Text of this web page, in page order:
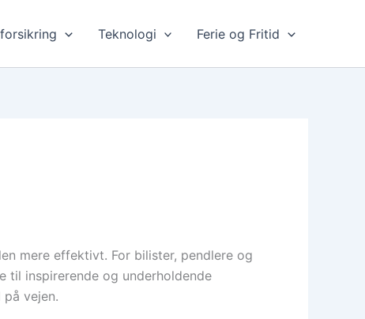
Teknologi Ferie og Fritid
mere effektivt. For bilister, pendlere og
inspirerende og underholdende
vejen.